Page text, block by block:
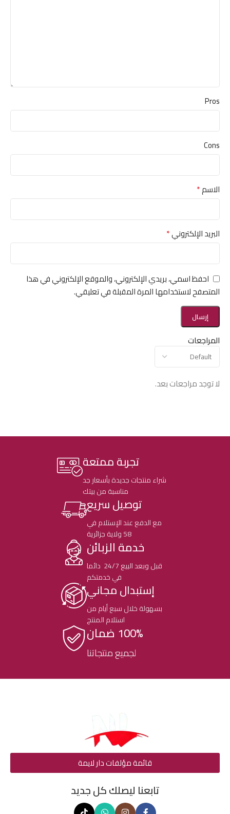
المراجعات
لا توجد مراجعات بعد.
Pros
Cons
الاسم*
البريد الإلكتروني*
احفظ اسمي، بريدي الإلكتروني، والموقع الإلكتروني في هذا
المتصفح لاستخدامها المرة المقبلة في تعليقي.
تجربة ممتعة
شراء منتجات جديدة بأسعار جد
مناسبة من بيتك
توصيل سريع
مع الدفع عند الإستلام في
58 ولاية جزائرية
خدمة الزبائن
قبل وبعد البيع 24/7 دائما
في خدمتكم
إستبدال مجاني
بسهولة خلال سبع أيام من
استلام المنتج
100% ضمان
لجميع منتجاتنا
قائمة مؤلفات دار لايمة
تابعنا ليصلك كل جديد